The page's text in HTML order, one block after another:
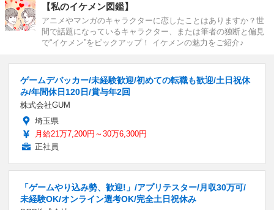
【私のイケメン図鑑】
アニメやマンガのキャラクターに恋したことはありますか？世
間で話題になっているキャラクター、または筆者の独断と偏見
で“イケメン”をピックアップ！ イケメンの魅力をご紹介♪
ゲームデバッカー/未経験歓迎/初めての転職も歓迎/土日祝休
み/年間休日120日/賞与年2回
株式会社GUM
埼玉県
月給21万7,200円～30万6,300円
正社員
「ゲームやり込み勢、歓迎!」/アプリテスター/月収30万可/
未経験OK/オンライン選考OK/完全土日祝休み